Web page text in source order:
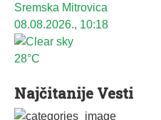
Sremska Mitrovica
08.08.2026., 10:18
28°C
Najčitanije Vesti